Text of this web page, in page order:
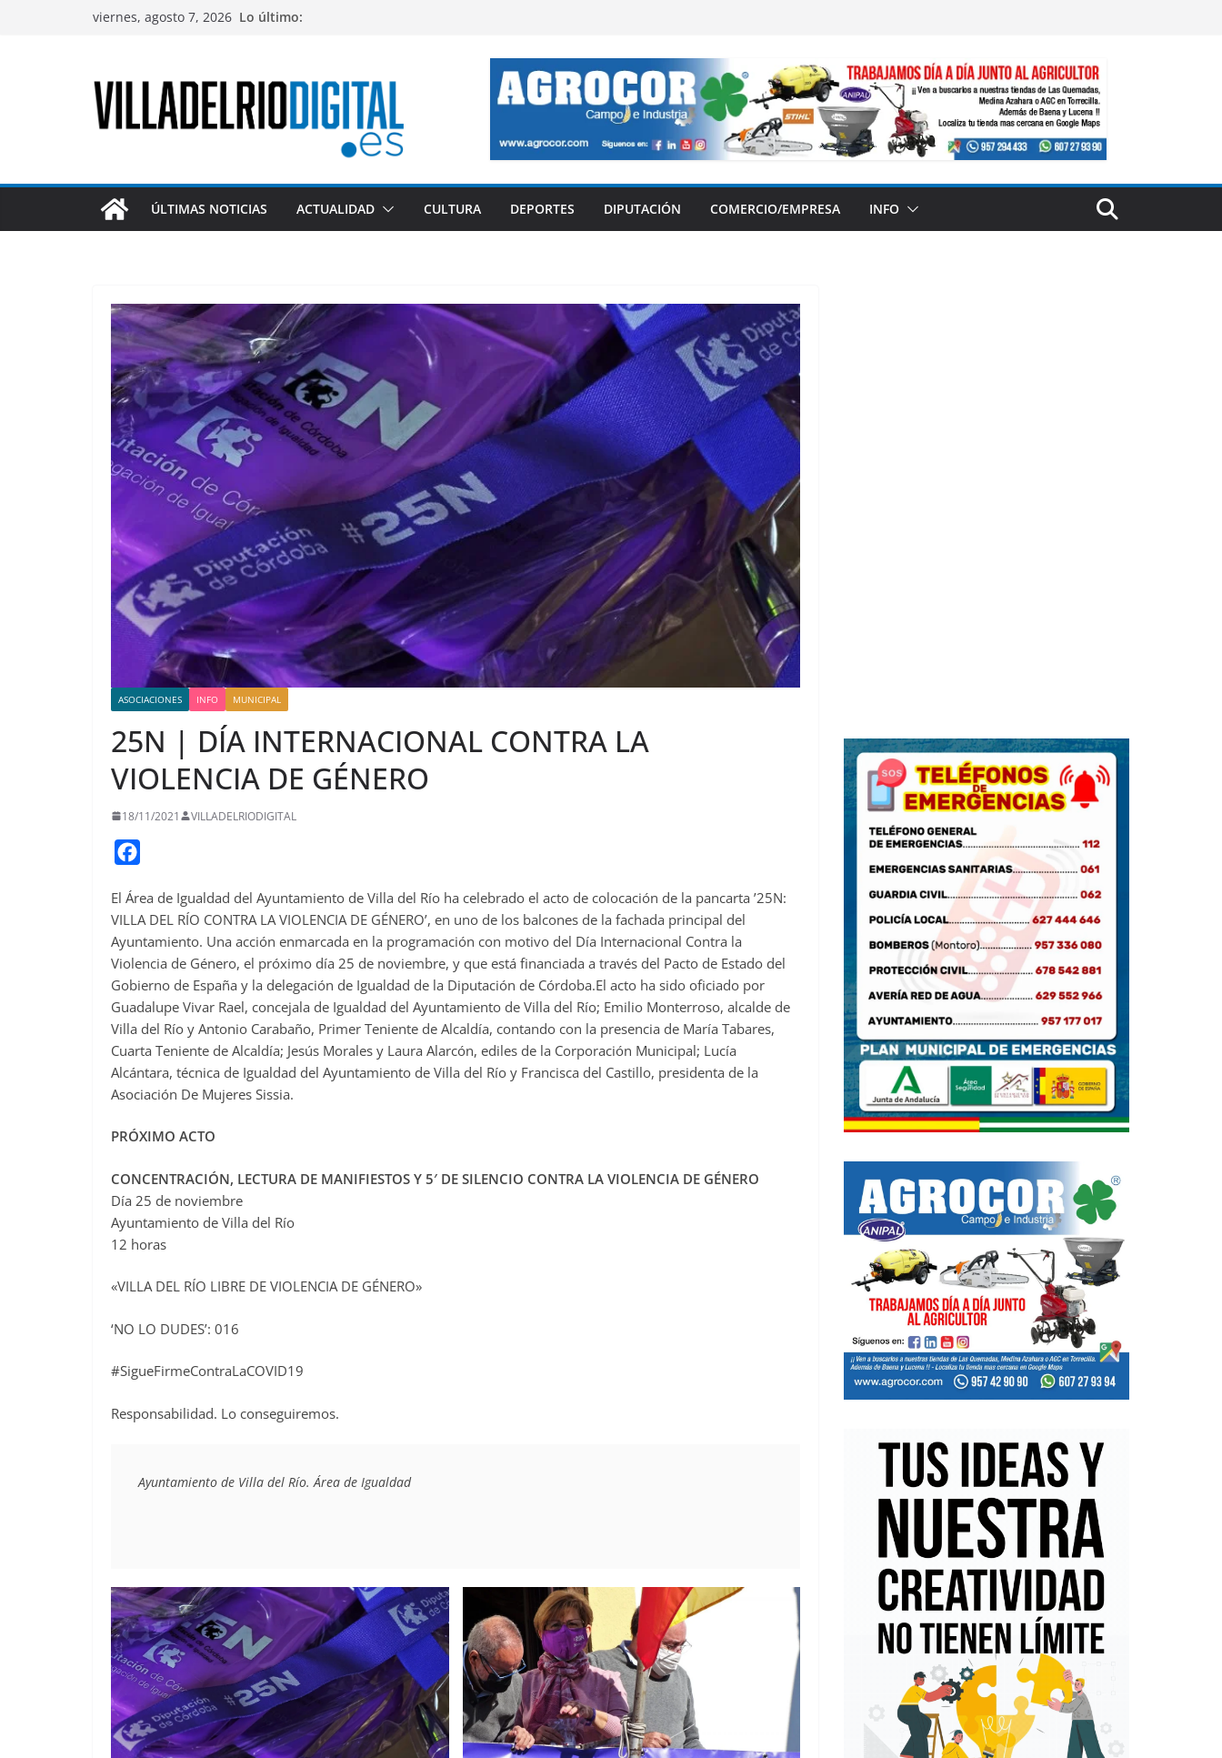
viernes, agosto 7, 2026 Lo último:
ÚLTIMAS NOTICIAS ACTUALIDAD CULTURA DEPORTES DIPUTACIÓN COMERCIO/EMPRESA INFO
ASOCIACIONES INFO MUNICIPAL
25N | DÍA INTERNACIONAL CONTRA LA
VIOLENCIA DE GÉNERO
18/11/2021 VILLADELRIODIGITAL
c
e
b
o
o
k
El Área de Igualdad del Ayuntamiento de Villa del Río ha celebrado el acto de colocación de la pancarta ’25N:
VILLA DEL RÍO CONTRA LA VIOLENCIA DE GÉNERO’, en uno de los balcones de la fachada principal del
Ayuntamiento. Una acción enmarcada en la programación con motivo del Día Internacional Contra la
Violencia de Género, el próximo día 25 de noviembre, y que está financiada a través del Pacto de Estado del
Gobierno de España y la delegación de Igualdad de la Diputación de Córdoba.El acto ha sido oficiado por
Guadalupe Vivar Rael, concejala de Igualdad del Ayuntamiento de Villa del Río; Emilio Monterroso, alcalde de
Villa del Río y Antonio Carabaño, Primer Teniente de Alcaldía, contando con la presencia de María Tabares,
Cuarta Teniente de Alcaldía; Jesús Morales y Laura Alarcón, ediles de la Corporación Municipal; Lucía
Alcántara, técnica de Igualdad del Ayuntamiento de Villa del Río y Francisca del Castillo, presidenta de la
Asociación De Mujeres Sissia.
PRÓXIMO ACTO
CONCENTRACIÓN, LECTURA DE MANIFIESTOS Y 5′ DE SILENCIO CONTRA LA VIOLENCIA DE GÉNERO
Día 25 de noviembre
Ayuntamiento de Villa del Río
12 horas
«VILLA DEL RÍO LIBRE DE VIOLENCIA DE GÉNERO»
‘NO LO DUDES’: 016
#SigueFirmeContraLaCOVID19
Responsabilidad. Lo conseguiremos.
Ayuntamiento de Villa del Río. Área de Igualdad